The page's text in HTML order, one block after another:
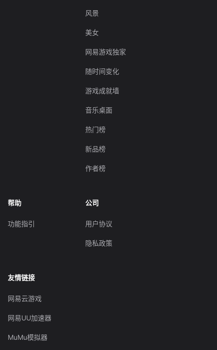
风景
美女
网易游戏独家
随时间变化
游戏成就墙
音乐桌面
热门榜
新品榜
作者榜
帮助
功能指引
公司
用户协议
隐私政策
友情链接
网易云游戏
网易UU加速器
MuMu模拟器